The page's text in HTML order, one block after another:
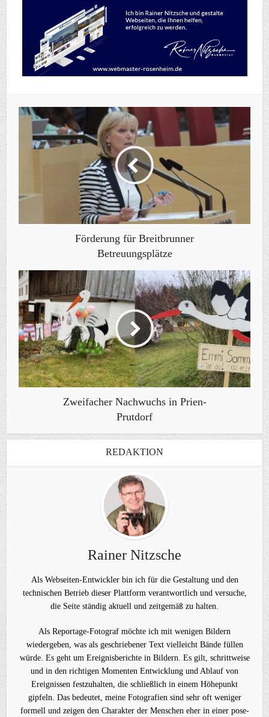
Förderung für Breitbrunner
Betreuungsplätze
Zweifacher Nachwuchs in Prien-
Prutdorf
REDAKTION
Rainer Nitzsche
Als Webseiten-Entwickler bin ich für die Gestaltung und den
technischen Betrieb dieser Plattform verantwortlich und versuche,
die Seite ständig aktuell und zeitgemäß zu halten.
Als Reportage-Fotograf möchte ich mit wenigen Bildern
wiedergeben, was als geschriebener Text vielleicht Bände füllen
würde. Es geht um Ereignisberichte in Bildern. Es gilt, schrittweise
und in den richtigen Momenten Entwicklung und Ablauf von
Ereignissen festzuhalten, die schließlich in einem Höhepunkt
gipfeln. Das bedeutet, meine Fotografien sind sehr oft weniger
formell und zeigen den Charakter der Menschen eher in einer pose-